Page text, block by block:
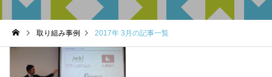
取り組み事例 2017年 3月の記事一覧